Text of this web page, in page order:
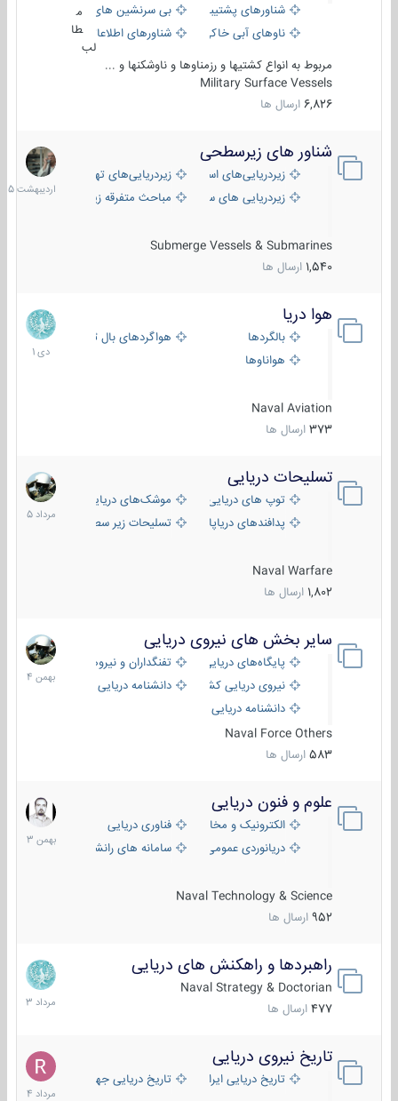
شناورهای پشتیبانی
بی سرنشین های دریایی
ناوهای آبی خاکی و نیروبرشناورهای اطلاعاتی و جاسوسی
طا
لب
مربوط به انواع کشتیها و رزمناوها و ناوشکنها و ...
Military Surface Vessels
6,826 ارسال ها
شناور های زیرسطحی
زیردریایی‌های استراتژیکزیردریایی‌های تهاجمی
زیردریایی های سبک
مباحث متفرقه زیرسطحی
Submerge Vessels & Submarines
1,540 ارسال ها
31
1405
هوا دریا
بالگردها
هواگردهای بال ثابت
هواناوها
Naval Aviation
373 ارسال ها
12
دی
1401
تسلیحات دریایی
توپ های دریایی
موشک‌های دریایی
پدافندهای دریاپایه
تسلیحات زیر سطحی
Naval Warfare
1,802 ارسال ها
2
مرداد
1405
سایر بخش های نیروی دریایی
پایگاه‌های دریایی
تفنگداران و نیروهای ویژه‌ی دریایی
نیروی دریایی کشورهای مختلفدانشنامه دریایی
دانشنامه دریایی کپی
Naval Force Others
583 ارسال ها
22
بهمن
1404
علوم و فنون دریایی
الکترونیک و مخابرات دریاییفناوری دریایی
دریانوردی عمومی
سامانه های رانشی دریایی
Naval Technology & Science
952 ارسال ها
6
بهمن
1403
راهبردها و راهکنش های دریایی
Naval Strategy & Doctorian
477 ارسال ها
2
مرداد
1403
تاریخ نیروی دریایی
تاریخ دریایی ایران تاریخ دریایی جهان
16
مرداد
1404